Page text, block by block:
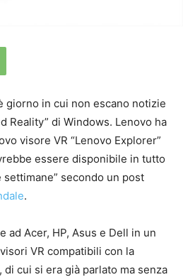
giorno in cui non escano notizie
Reality” di Windows. Lenovo ha
visore VR “Lenovo Explorer”
essere disponibile in tutto
secondo un post
.
ad Acer, HP, Asus e Dell in un
VR compatibili con la
di cui si era già parlato ma senza